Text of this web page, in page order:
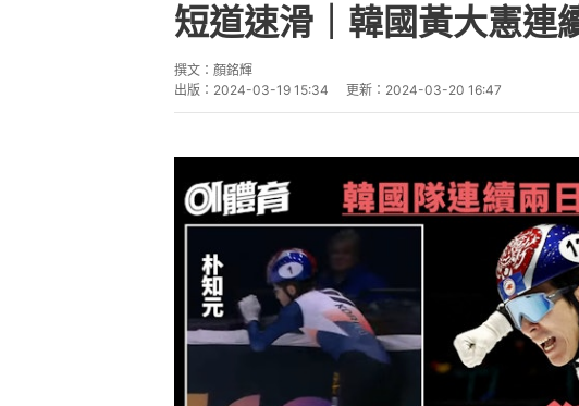
短道速滑｜韓國黃大憲
撰文： 顏銘輝
出版： 2024-03-19 15:34 更新： 2024-03-20 16:47